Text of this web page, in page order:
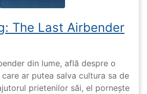
The Last Airbender
din lume, află despre o
ar putea salva cultura sa de
prietenilor săi, el pornește